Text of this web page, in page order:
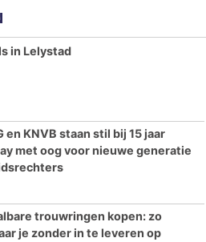
in Lelystad
en KNVB staan stil bij 15 jaar
met oog voor nieuwe generatie
trouwringen kopen: zo
je zonder in te leveren op